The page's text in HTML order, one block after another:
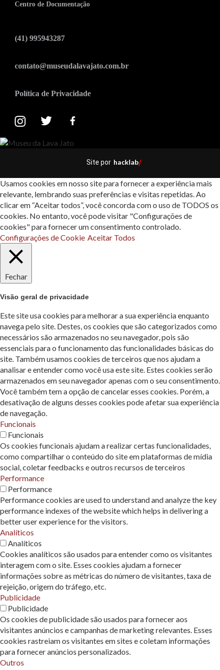
Centro de Documentação
(41) 995943287
contato@museudalavajato.com.br
Política de Privacidade
Site por hacklab/
Usamos cookies em nosso site para fornecer a experiência mais
relevante, lembrando suas preferências e visitas repetidas. Ao
clicar em “Aceitar todos”, você concorda com o uso de TODOS os
cookies. No entanto, você pode visitar "Configurações de
cookies" para fornecer um consentimento controlado.
Configurações de Cookie Aceitar Todos
Fechar
Visão geral de privacidade
Este site usa cookies para melhorar a sua experiência enquanto
navega pelo site. Destes, os cookies que são categorizados como
necessários são armazenados no seu navegador, pois são
essenciais para o funcionamento das funcionalidades básicas do
site. Também usamos cookies de terceiros que nos ajudam a
analisar e entender como você usa este site. Estes cookies serão
armazenados em seu navegador apenas com o seu consentimento.
Você também tem a opção de cancelar esses cookies. Porém, a
desativação de alguns desses cookies pode afetar sua experiência
de navegação.
Funcionais
Funcionais
Os cookies funcionais ajudam a realizar certas funcionalidades,
como compartilhar o conteúdo do site em plataformas de mídia
social, coletar feedbacks e outros recursos de terceiros
Performance
Performance
Performance cookies are used to understand and analyze the key
performance indexes of the website which helps in delivering a
better user experience for the visitors.
Analíticos
Analíticos
Cookies analíticos são usados ​​para entender como os visitantes
interagem com o site. Esses cookies ajudam a fornecer
informações sobre as métricas do número de visitantes, taxa de
rejeição, origem do tráfego, etc.
Publicidade
Publicidade
Os cookies de publicidade são usados ​​para fornecer aos
visitantes anúncios e campanhas de marketing relevantes. Esses
cookies rastreiam os visitantes em sites e coletam informações
para fornecer anúncios personalizados.
Outros